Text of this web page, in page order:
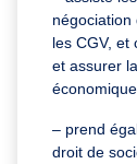
négociation
les CGV, et
et assurer
– prend
droit de